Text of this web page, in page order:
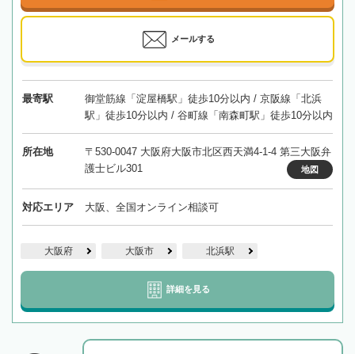
メールする
最寄駅
御堂筋線「淀屋橋駅」徒歩10分以内 / 京阪線「北浜
駅」徒歩10分以内 / 谷町線「南森町駅」徒歩10分以内
所在地
〒530-0047 大阪府大阪市北区西天満4-1-4 第三大阪弁
護士ビル301
地図
対応エリア 大阪、全国オンライン相談可
大阪府 大阪市 北浜駅
詳細を見る